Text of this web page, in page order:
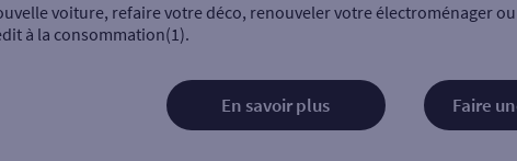
voiture, refaire votre déco, renouveler votre électroménager
à la consommation(1).
En savoir plus Faire